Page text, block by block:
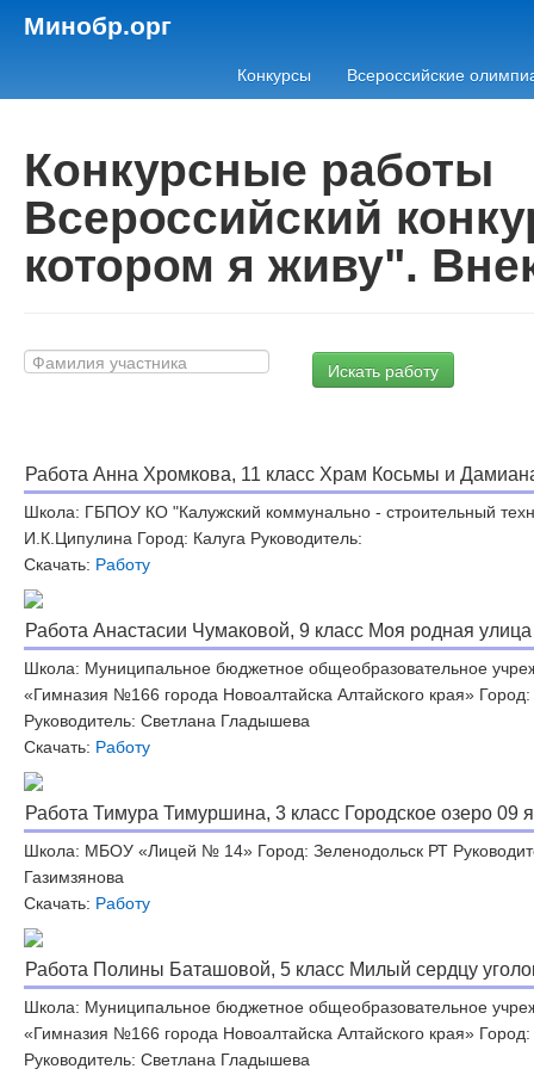
Минобр.орг
Конкурсы Всероссийские
Конкурсные работы
Всероссийский
котором я живу".
Работа Анна Хромкова, 11 класс Храм Косьмы и
Школа: ГБПОУ КО "Калужский коммунально - строительный
И.К.Ципулина Город: Калуга Руководитель:
Скачать: Работу
Работа Анастасии Чумаковой, 9 класс Моя родная
Школа: Муниципальное бюджетное общеобразовательное
«Гимназия №166 города Новоалтайска Алтайского края»
Руководитель: Светлана Гладышева
Скачать: Работу
Работа Тимура Тимуршина, 3 класс Городское озеро 09
Школа: МБОУ «Лицей № 14» Город: Зеленодольск РТ
Газимзянова
Скачать: Работу
Работа Полины Баташовой, 5 класс Милый сердцу
Школа: Муниципальное бюджетное общеобразовательное
«Гимназия №166 города Новоалтайска Алтайского края»
Руководитель: Светлана Гладышева